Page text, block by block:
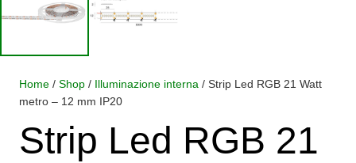
Home / Shop / Illuminazione interna / Strip Led RGB 21 Watt
metro – 12 mm IP20
Strip Led RGB 21